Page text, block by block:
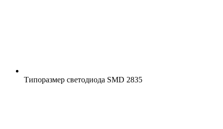
Типоразмер светодиода SMD 2835